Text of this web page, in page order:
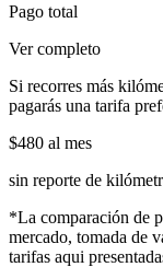
Pago total
Ver completo
Si recorres más
pagarás una tarifa
$480 al mes
sin reporte de
*La comparación de
mercado, tomada de
tarifas aqui